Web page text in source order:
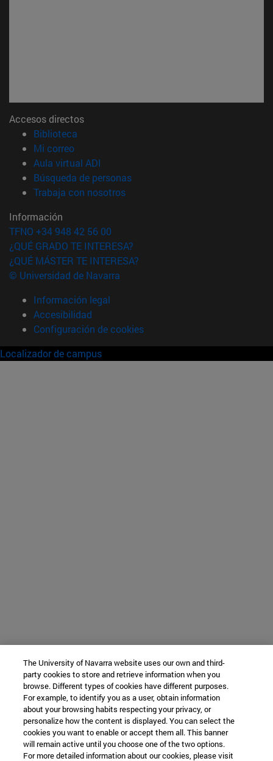
Accesos directos
Biblioteca
Mi correo(abre en nueva ventana)
Aula virtual ADI
Búsqueda de personas(abre en nueva ventana)
Trabaja con nosotros(abre en nueva ventana)
Información
TFNO +34 948 42 56 00
¿QUÉ GRADO TE INTERESA?
¿QUÉ MÁSTER TE INTERESA?
© Universidad de Navarra
Información legal
Accesibilidad
Configuración de cookies
Localizador de campus
The University of Navarra website uses our own and third-
party cookies to store and retrieve information when you
browse. Different types of cookies have different purposes.
For example, to identify you as a user, obtain information
about your browsing habits respecting your privacy, or
personalize how the content is displayed. You can select the
cookies you want to enable or accept them all. This banner
will remain active until you choose one of the two options.
For more detailed information about our cookies, please visit